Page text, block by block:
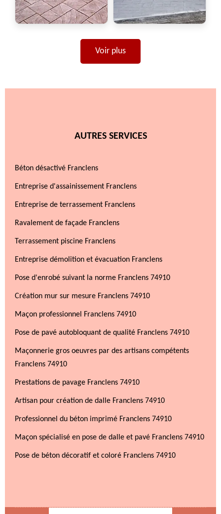
Voir plus
AUTRES SERVICES
Béton désactivé Franclens
Entreprise d'assainissement Franclens
Entreprise de terrassement Franclens
Ravalement de façade Franclens
Terrassement piscine Franclens
Entreprise démolition et évacuation Franclens
Pose d'enrobé suivant la norme Franclens 74910
Création mur sur mesure Franclens 74910
Maçon professionnel Franclens 74910
Pose de pavé autobloquant de qualité Franclens 74910
Maçonnerie gros oeuvres par des artisans compétents
Franclens 74910
Prestations de pavage Franclens 74910
Artisan pour création de dalle Franclens 74910
Professionnel du béton imprimé Franclens 74910
Maçon spécialisé en pose de dalle et pavé Franclens 74910
Pose de béton décoratif et coloré Franclens 74910